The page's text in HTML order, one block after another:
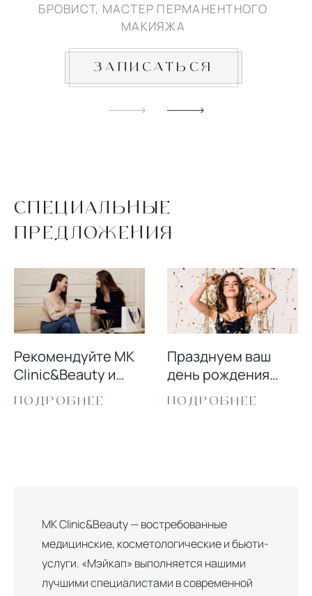
БРОВИСТ, МАСТЕР ПЕРМАНЕНТНОГО
МАКИЯЖА
ЗАПИСАТЬСЯ
СПЕЦИАЛЬНЫЕ
ПРЕДЛОЖЕНИЯ
Рекомендуйте MK
Clinic&Beauty и
получайте скидку!
ПОДРОБНЕЕ
Празднуем ваш
день рождения
вместе!
ПОДРОБНЕЕ
MK Clinic&Beauty — востребованные
медицинские, косметологические и бьюти-
услуги. «Мэйкап» выполняется нашими
лучшими специалистами в современной